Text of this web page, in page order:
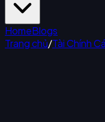
HomeBlogs
Trang chủ/Tài Chính